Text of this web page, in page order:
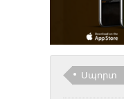
Սպորտ